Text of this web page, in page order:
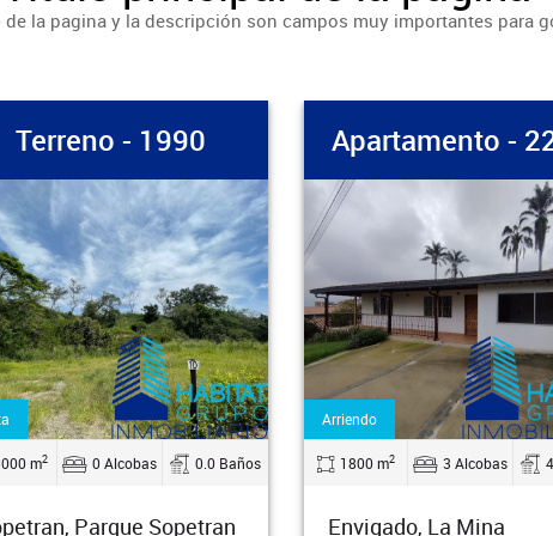
de la pagina y la descripción son campos muy importantes para
Apartamento - 2275
m2 3 Alcobas 4.0 Baños
La Mina
Casa - 2044
Venta
192 m2 3 Alcobas
Medellin, Laureles